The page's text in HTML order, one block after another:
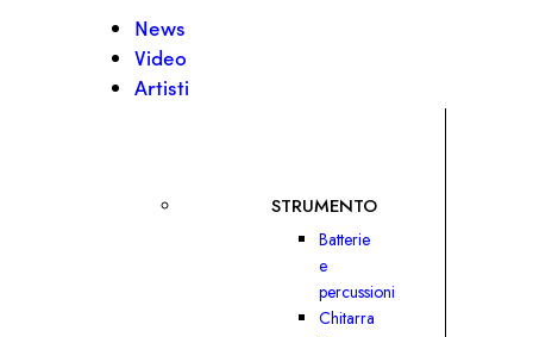
News
Video
Artisti
STRUMENTO
Batterie
e
percussioni
Chitarra